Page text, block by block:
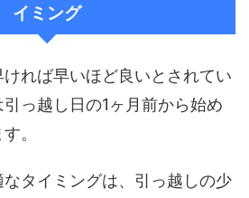
イミング
れば早いほど良いとされてい
っ越し日の1ヶ月前から始め
。
タイミングは、引っ越しの少